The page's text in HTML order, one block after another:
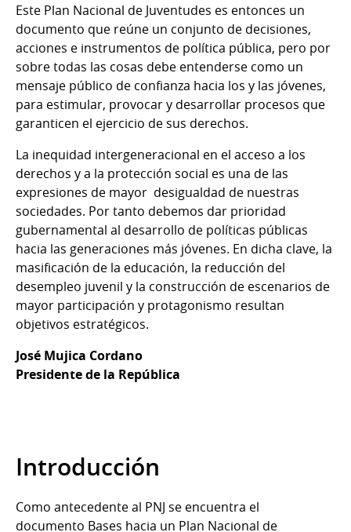
Este Plan Nacional de Juventudes es entonces un
documento que reúne un conjunto de decisiones,
acciones e instrumentos de política pública, pero por
sobre todas las cosas debe entenderse como un
mensaje público de confianza hacia los y las jóvenes,
para estimular, provocar y desarrollar procesos que
garanticen el ejercicio de sus derechos.
La inequidad intergeneracional en el acceso a los
derechos y a la protección social es una de las
expresiones de mayor desigualdad de nuestras
sociedades. Por tanto debemos dar prioridad
gubernamental al desarrollo de políticas públicas
hacia las generaciones más jóvenes. En dicha clave, la
masificación de la educación, la reducción del
desempleo juvenil y la construcción de escenarios de
mayor participación y protagonismo resultan
objetivos estratégicos.
José Mujica Cordano
Presidente de la República
Introducción
Como antecedente al PNJ se encuentra el
documento Bases hacia un Plan Nacional de